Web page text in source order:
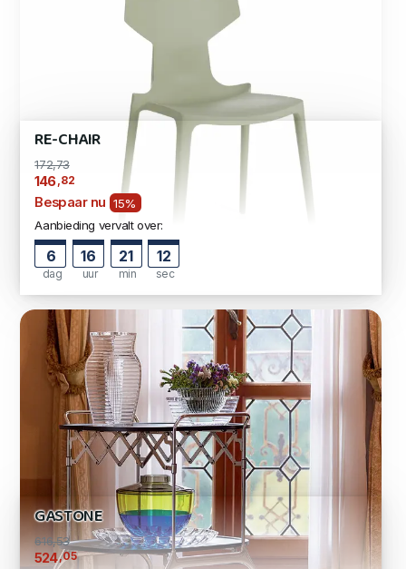
RE-CHAIR
172,73
146,82
Bespaar nu 15%
Aanbieding vervalt over:
6
dag
16
uur
21
min
11
sec
GASTONE
616,53
524,05